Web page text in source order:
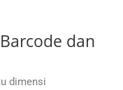
dan
dimensi